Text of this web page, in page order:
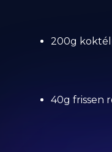
200g
40g frissen